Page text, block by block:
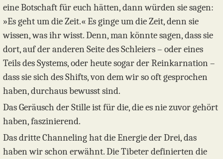
eine Botschaft für euch hätten, dann würden sie sagen:
»Es geht um die Zeit.« Es ginge um die Zeit, denn sie
wissen, was ihr wisst. Denn, man könnte sagen, dass sie
dort, auf der anderen Seite des Schleiers – oder eines
Teils des Systems, oder heute sogar der Reinkarnation –
dass sie sich des Shifts, von dem wir so oft gesprochen
haben, durchaus bewusst sind.
Das Geräusch der Stille ist für die, die es nie zuvor gehört
haben, faszinierend.
Das dritte Channeling hat die Energie der Drei, das
haben wir schon erwähnt. Die Tibeter definierten die